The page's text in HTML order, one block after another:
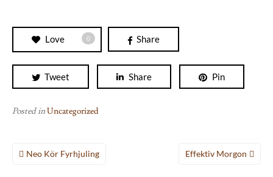
Love 0 Share
Tweet Share Pin
Posted inUncategorized
Inläggsnavigering
Neo Kör Fyrhjuling Effektiv Morgon